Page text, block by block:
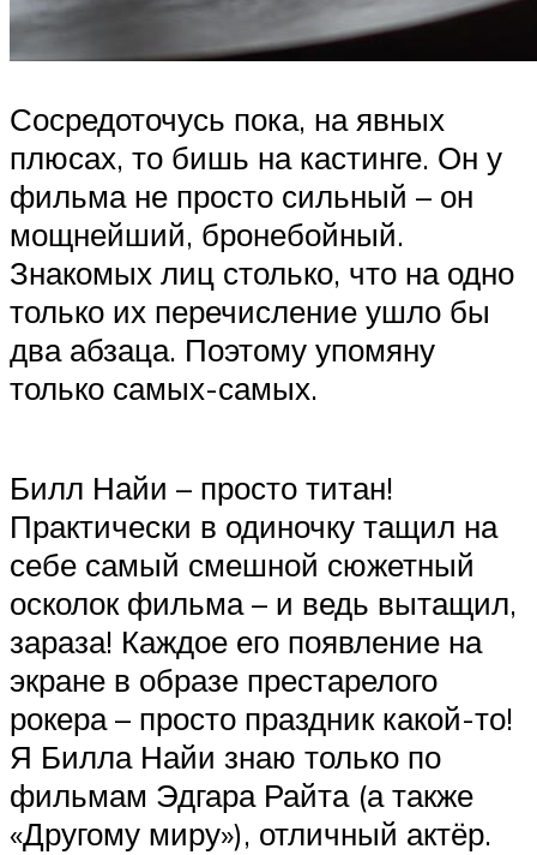
Сосредоточусь пока, на явных
плюсах, то бишь на кастинге. Он у
фильма не просто сильный – он
мощнейший, бронебойный.
Знакомых лиц столько, что на одно
только их перечисление ушло бы
два абзаца. Поэтому упомяну
только самых-самых.
Билл Найи – просто титан!
Практически в одиночку тащил на
себе самый смешной сюжетный
осколок фильма – и ведь вытащил,
зараза! Каждое его появление на
экране в образе престарелого
рокера – просто праздник какой-то!
Я Билла Найи знаю только по
фильмам Эдгара Райта (а также
«Другому миру»), отличный актёр.